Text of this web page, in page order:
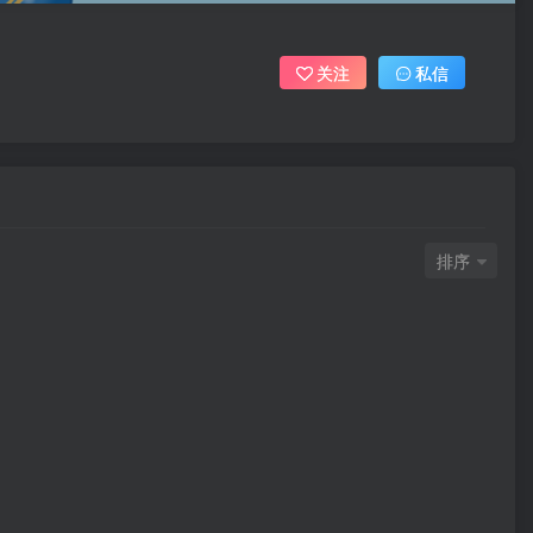
关注 私信
排序